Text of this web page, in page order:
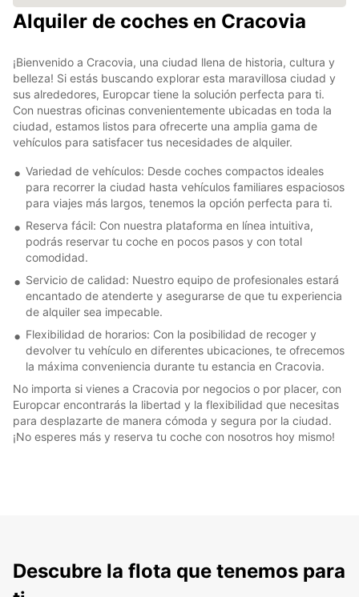
Alquiler de coches en Cracovia
¡Bienvenido a Cracovia, una ciudad llena de historia, cultura y
belleza! Si estás buscando explorar esta maravillosa ciudad y
sus alrededores, Europcar tiene la solución perfecta para ti.
Con nuestras oficinas convenientemente ubicadas en toda la
ciudad, estamos listos para ofrecerte una amplia gama de
vehículos para satisfacer tus necesidades de alquiler.
Variedad de vehículos: Desde coches compactos ideales
para recorrer la ciudad hasta vehículos familiares espaciosos
para viajes más largos, tenemos la opción perfecta para ti.
Reserva fácil: Con nuestra plataforma en línea intuitiva,
podrás reservar tu coche en pocos pasos y con total
comodidad.
Servicio de calidad: Nuestro equipo de profesionales estará
encantado de atenderte y asegurarse de que tu experiencia
de alquiler sea impecable.
Flexibilidad de horarios: Con la posibilidad de recoger y
devolver tu vehículo en diferentes ubicaciones, te ofrecemos
la máxima conveniencia durante tu estancia en Cracovia.
No importa si vienes a Cracovia por negocios o por placer, con
Europcar encontrarás la libertad y la flexibilidad que necesitas
para desplazarte de manera cómoda y segura por la ciudad.
¡No esperes más y reserva tu coche con nosotros hoy mismo!
Descubre la flota que tenemos para